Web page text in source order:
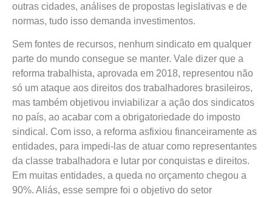
outras cidades, análises de propostas legislativas e de
normas, tudo isso demanda investimentos.
Sem fontes de recursos, nenhum sindicato em qualquer
parte do mundo consegue se manter. Vale dizer que a
reforma trabalhista, aprovada em 2018, representou não
só um ataque aos direitos dos trabalhadores brasileiros,
mas também objetivou inviabilizar a ação dos sindicatos
no país, ao acabar com a obrigatoriedade do imposto
sindical. Com isso, a reforma asfixiou financeiramente as
entidades, para impedi-las de atuar como representantes
da classe trabalhadora e lutar por conquistas e direitos.
Em muitas entidades, a queda no orçamento chegou a
90%. Aliás, esse sempre foi o objetivo do setor